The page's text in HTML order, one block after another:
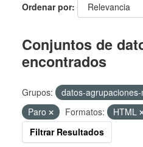
Ordenar por
Conjuntos de
encontrados
Grupos: datos-
Paro
Formatos: HTML
Filtrar Resultados